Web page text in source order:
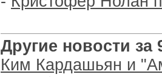
Другие новости за
Ким Кардашьян и